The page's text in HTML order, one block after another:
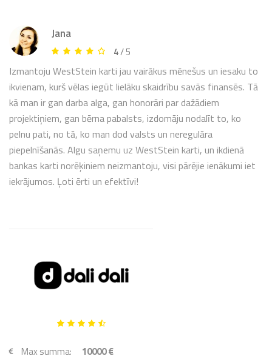
Jana
4/ 5
Izmantoju WestStein karti jau vairākus mēnešus un iesaku to
ikvienam, kurš vēlas iegūt lielāku skaidrību savās finansēs. Tā
kā man ir gan darba alga, gan honorāri par dažādiem
projektiņiem, gan bērna pabalsts, izdomāju nodalīt to, ko
pelnu pati, no tā, ko man dod valsts un neregulāra
piepelnīšanās. Algu saņemu uz WestStein karti, un ikdienā
bankas karti norēķiniem neizmantoju, visi pārējie ienākumi iet
iekrājumos. Ļoti ērti un efektīvi!
Max summa:
10000 €